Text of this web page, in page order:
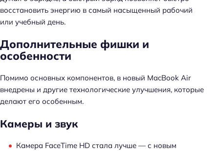
восстановить энергию в самый насыщенный рабочий
или учебный день.
Дополнительные фишки и
особенности
Помимо основных компонентов, в новый MacBook Air
внедрены и другие технологические улучшения, которые
делают его особенным.
Камеры и звук
Камера FaceTime HD стала лучше — с новым
а
й
т
: